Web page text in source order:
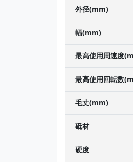
外径(mm)
幅(mm)
最高使用周速度
最高使用回転数
毛丈(mm)
砥材
硬度